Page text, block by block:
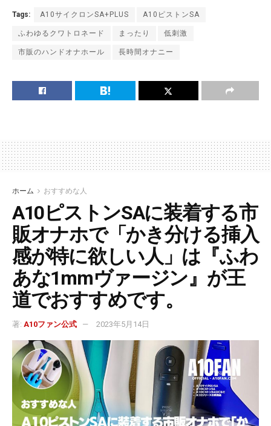
Tags: A10サイクロンSA+PLUS A10ピストンSA
ふわゆるクワトロネード まったり 低刺激
市販のハンドオナホール 長時間オナニー
ホーム おすすめな人
A10ピストンSAに装着する市
販オナホで「かき分ける挿入
感が特に欲しい人」は『ふわ
あな1mmヴァージン』が王
道でおすすめです。
著: A10ファン公式 2023年5月14日